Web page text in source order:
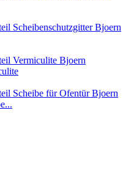
Bjoern
Bjoern
Bjoern